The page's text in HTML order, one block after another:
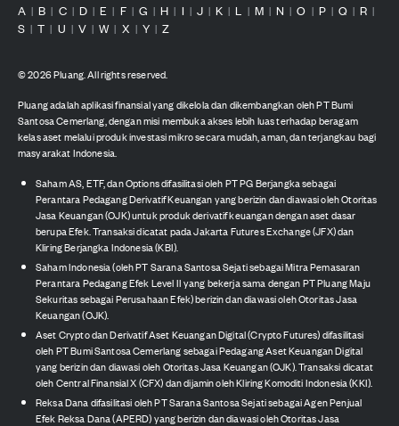
A | B | C | D | E | F | G | H | I | J | K | L | M | N | O | P | Q | R |
S | T | U | V | W | X | Y | Z
©2026Pluang. All rights reserved.
Pluang adalah aplikasi finansial yang dikelola dan dikembangkan oleh PT Bumi
Santosa Cemerlang, dengan misi membuka akses lebih luas terhadap beragam
kelas aset melalui produk investasi mikro secara mudah, aman, dan terjangkau bagi
masyarakat Indonesia.
Saham AS, ETF, dan Options difasilitasi oleh PT PG Berjangka sebagai
Perantara Pedagang Derivatif Keuangan yang berizin dan diawasi oleh Otoritas
Jasa Keuangan (OJK) untuk produk derivatif keuangan dengan aset dasar
berupa Efek. Transaksi dicatat pada Jakarta Futures Exchange (JFX) dan
Kliring Berjangka Indonesia (KBI).
Saham Indonesia (oleh PT Sarana Santosa Sejati sebagai Mitra Pemasaran
Perantara Pedagang Efek Level II yang bekerja sama dengan PT Pluang Maju
Sekuritas sebagai Perusahaan Efek) berizin dan diawasi oleh Otoritas Jasa
Keuangan (OJK).
Aset Crypto dan Derivatif Aset Keuangan Digital (Crypto Futures) difasilitasi
oleh PT Bumi Santosa Cemerlang sebagai Pedagang Aset Keuangan Digital
yang berizin dan diawasi oleh Otoritas Jasa Keuangan (OJK). Transaksi dicatat
oleh Central Finansial X (CFX) dan dijamin oleh Kliring Komoditi Indonesia (KKI).
Reksa Dana difasilitasi oleh PT Sarana Santosa Sejati sebagai Agen Penjual
Efek Reksa Dana (APERD) yang berizin dan diawasi oleh Otoritas Jasa